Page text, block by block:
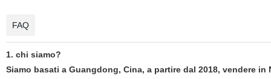
FAQ
1. chi siamo?
Siamo basati a Guangdong, Cina, a partire dal 2018, vendere